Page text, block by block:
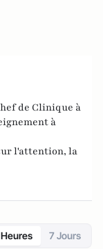
de Clinique à
à
l'attention, la
sexes.
7 Jours